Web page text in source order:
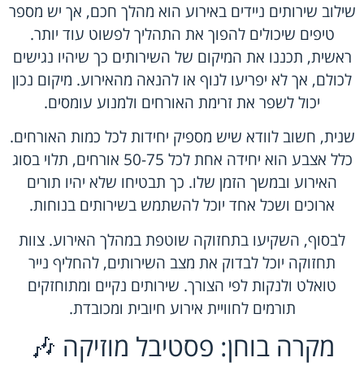
שילוב שירותים ניידים באירוע הוא מהלך חכם, אך יש מספר
טיפים שיכולים להפוך את התהליך לפשוט עוד יותר.
ראשית, תכננו את המיקום של השירותים כך שיהיו נגישים
לכולם, אך לא יפריעו לנוף או להנאה מהאירוע. מיקום נכון
יכול לשפר את זרימת האורחים ולמנוע עומסים.
שנית, חשוב לוודא שיש מספיק יחידות לכל כמות האורחים.
כלל אצבע הוא יחידה אחת לכל 50-75 אורחים, תלוי בסוג
האירוע ובמשך הזמן שלו. כך תבטיחו שלא יהיו תורים
ארוכים ושכל אחד יוכל להשתמש בשירותים בנוחות.
לבסוף, השקיעו בתחזוקה שוטפת במהלך האירוע. צוות
תחזוקה יוכל לבדוק את מצב השירותים, להחליף נייר
טואלט ולנקות לפי הצורך. שירותים נקיים ומתוחזקים
תורמים לחוויית אירוע חיובית ומכובדת.
מקרה בוחן: פסטיבל מוזיקה 🎶